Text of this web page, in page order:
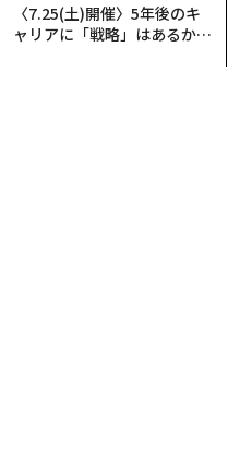
〈7.25(土)開催〉5年後のキ
ャリアに「戦略」はあるか。